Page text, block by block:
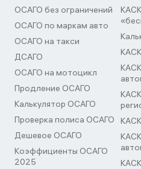
ОСАГО без ограничений
ОСАГО по маркам авто
ОСАГО на такси
ДСАГО
ОСАГО на мотоцикл
Продление ОСАГО
Калькулятор ОСАГО
Проверка полиса ОСАГО
Дешевое ОСАГО
Коэффициенты ОСАГО
2025